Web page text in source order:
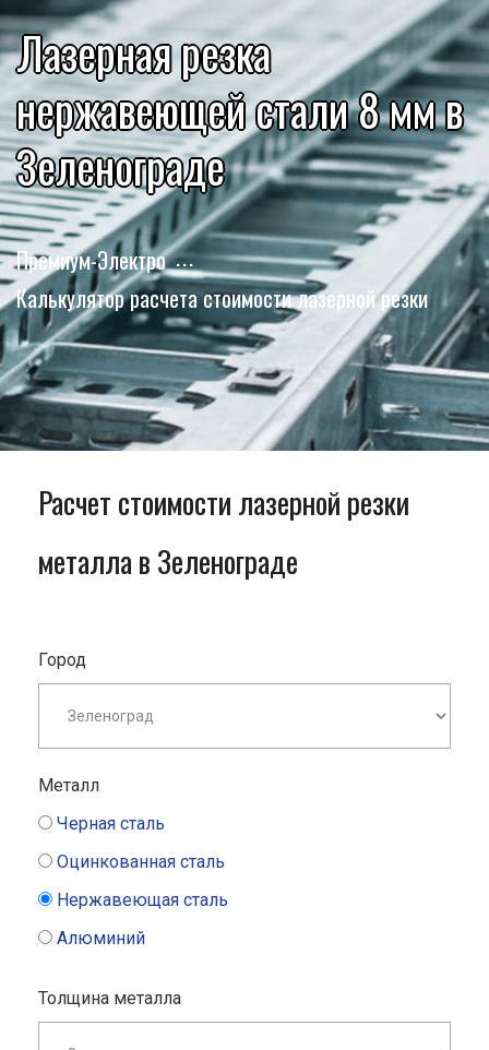
Лазерная резка
нержавеющей стали 8 мм в
Зеленограде
Премиум-Электро
Калькулятор расчета стоимости лазерной резки
Расчет стоимости лазерной резки
металла в Зеленограде
Город
Металл
Черная сталь
Оцинкованная сталь
Нержавеющая сталь
Алюминий
Толщина металла